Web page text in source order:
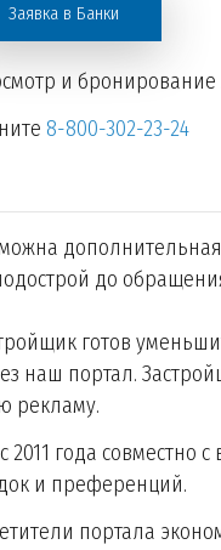
Заявка в Банки
и
8-800-302-23-24
до
готов
наш портал.
рекламу.
2011 года совместно
и преференций.
портала